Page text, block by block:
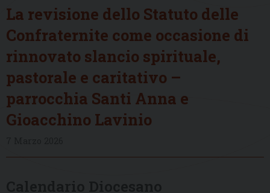
La revisione dello Statuto delle
Confraternite come occasione di
rinnovato slancio spirituale,
pastorale e caritativo –
parrocchia Santi Anna e
Gioacchino Lavinio